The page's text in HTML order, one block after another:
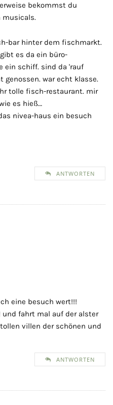
bekommst du
musicals.
bar hinter dem fischmarkt.
es da ein büro-
ein schiff. sind da 'rauf
war echt klasse.
tolle fisch-restaurant. mir
es hieß…
nivea-haus ein besuch
ANTWORTEN
eine besuch wert!!!
fahrt mal auf der alster
villen der schönen und
ANTWORTEN